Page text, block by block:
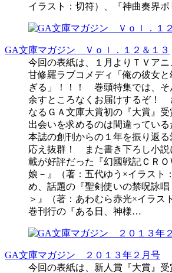
イラスト：切符）、『神曲奏界
GA文庫マガジン Ｖｏｌ．１２＆１３
今回の表紙は、１月よりＴＶア
甘修羅ラブコメディ「俺の彼女
ぎる」！！！ 巻頭特集では、そ
余すところなくお届けするぞ！
なるＧＡ文庫大賞初の『大賞』
出会いを求めるのは間違っている
本誌の創刊からの１年を振り返
応え抜群！ また書き下ろし小説
載が好評だった『幻國戦記ＣＲＯ
娘－』（著：五代ゆう×イラスト
め、話題の『聖剣使いの禁呪詠
＞』（著：あわむら赤光×イラス
巻刊行の『ある日、神様…
GA文庫マガジン ２０１３年２月号
今回の表紙は、新人賞『大賞』